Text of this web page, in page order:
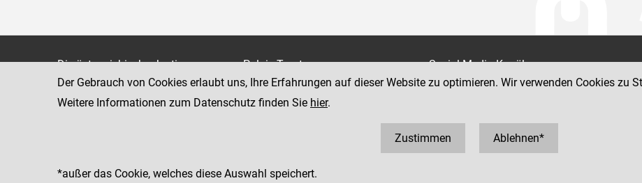
Die österreichische Justiz
Bundesministerium für Justiz
justiz.gv.at
Palais Trautson
Museumstraße 7
1070 Wien
Social Media Kanäle
der Justiz und des BMJ
Der Gebrauch von Cookies erlaubt uns, Ihre Erfahrungen auf dieser Website zu optimieren. Wir verwenden Cookies zu
Weitere Informationen zum Datenschutz finden Sie hier.
Zustimmen Ablehnen*
*außer das Cookie, welches diese Auswahl speichert.